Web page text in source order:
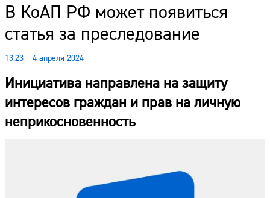
В КоАП РФ может появиться
статья за преследование
13:23 – 4 апреля 2024
Инициатива направлена на защиту
интересов граждан и прав на личную
неприкосновенность
Наши гости
Фоторепортажи
Погода
Курсы валют